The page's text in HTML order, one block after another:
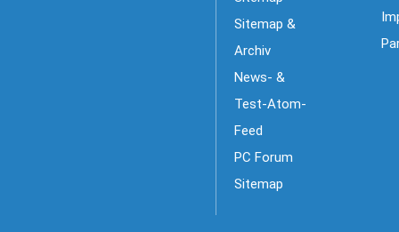
Sitemap &
Archiv
News- &
Test-Atom-
Feed
PC Forum
Sitemap